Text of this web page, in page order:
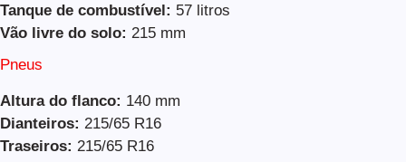
Tanque de combustível: 57 litros
Vão livre do solo: 215 mm
Pneus
Altura do flanco: 140 mm
Dianteiros: 215/65 R16
Traseiros: 215/65 R16